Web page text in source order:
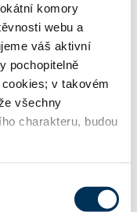
komory
webu a
váš aktivní
pochopitelně
v takovém
všechny
charakteru, budou